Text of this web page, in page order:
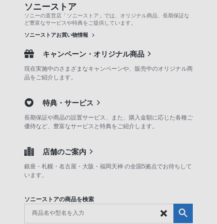
ソニーストア
ソニーの直営店「ソニーストア」では、オリジナル商品、長期保証な
ど豊富なサービスや特典をご提供しています。
ソニーストアお買い物情報
キャンペーン・オリジナル商品
現在実施中のさまざまなキャンペーンや、販売中のオリジナル商
品をご紹介します。
特典・サービス
長期保証や商品の設置サービス、また、購入金額に応じた各種ご
優待など、豊富なサービスと特典をご紹介します。
店舗のご案内
銀座・札幌・名古屋・大阪・福岡天神 の全国5拠点でお待ちして
います。
ソニーストアの商品を検索